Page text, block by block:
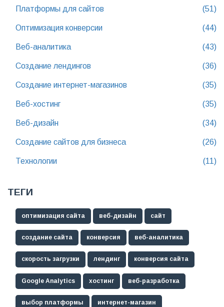
Платформы для сайтов (51)
Оптимизация конверсии (44)
Веб-аналитика (43)
Создание лендингов (36)
Создание интернет-магазинов (35)
Веб-хостинг (35)
Веб-дизайн (34)
Создание сайтов для бизнеса (26)
Технологии (11)
ТЕГИ
оптимизация сайта веб-дизайн сайт
создание сайта конверсия веб-аналитика
скорость загрузки лендинг конверсия сайта
Google Analytics хостинг веб-разработка
выбор платформы интернет-магазин